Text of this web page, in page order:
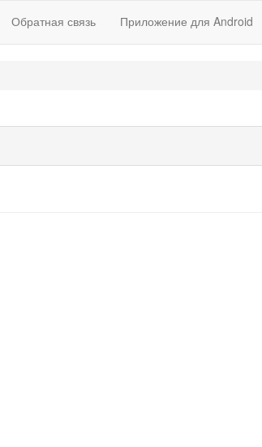
Обратная связь Приложение для Android